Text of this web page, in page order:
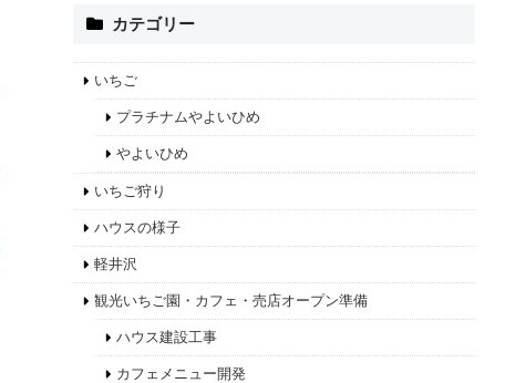
カテゴリー
いちご
プラチナムやよいひめ
やよいひめ
いちご狩り
ハウスの様子
軽井沢
観光いちご園・カフェ・売店オープン準備
ハウス建設工事
カフェメニュー開発